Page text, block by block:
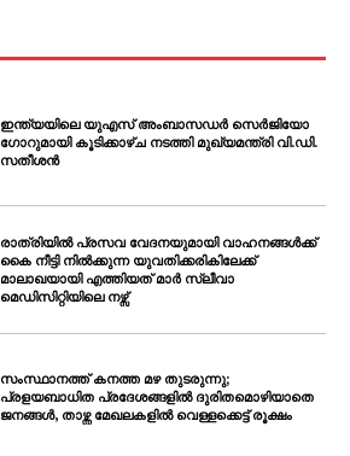
ഇന്ത്യയിലെ യുഎസ് അംബാസഡർ സെർജിയോ
ഗോറുമായി കൂടിക്കാഴ്ച നടത്തി മുഖ്യമന്ത്രി വി.ഡി.
സതീശൻ
രാത്രിയിൽ പ്രസവ വേദനയുമായി വാഹനങ്ങൾക്ക്
കൈ നീട്ടി നിൽക്കുന്ന യുവതിക്കരികിലേക്ക്
മാലാഖയായി എത്തിയത് മാർ സ്ലീവാ
മെഡിസിറ്റിയിലെ നഴ്സ്
സംസ്ഥാനത്ത് കനത്ത മഴ തുടരുന്നു;
പ്രളയബാധിത പ്രദേശങ്ങളിൽ ദുരിതമൊഴിയാതെ
ജനങ്ങൾ, താഴ്ന്ന മേഖലകളിൽ വെള്ളക്കെട്ട് രൂക്ഷം